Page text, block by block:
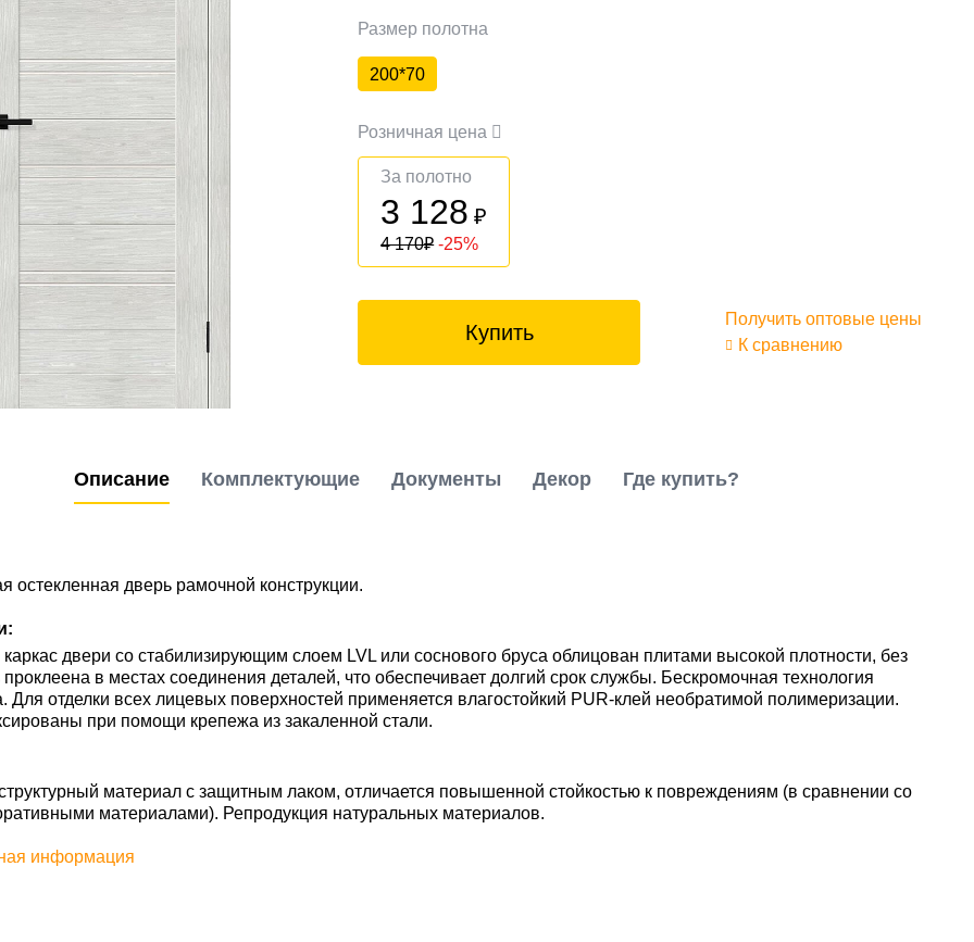
Размер полотна
200*70
Розничная цена
За полотно
3 128 ₽
4 170₽ -25%
Купить
Получить оптовые цены
К сравнению
Описание Комплектующие Документы Декор Где купить?
остекленная дверь рамочной конструкции.
двери со стабилизирующим слоем LVL или соснового бруса облицован плитами высокой плотности, без
проклеена в местах соединения деталей, что обеспечивает долгий срок службы. Бескромочная технология
Для отделки всех лицевых поверхностей применяется влагостойкий PUR-клей необратимой полимеризации.
при помощи крепежа из закаленной стали.
материал с защитным лаком, отличается повышенной стойкостью к повреждениям (в сравнении со
материалами). Репродукция натуральных материалов.
информация